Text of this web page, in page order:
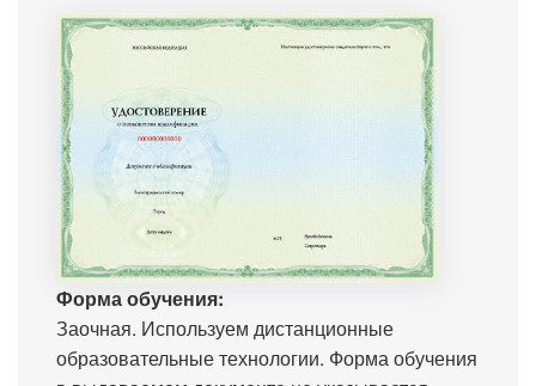
Форма обучения:
Заочная. Используем дистанционные
образовательные технологии. Форма обучения